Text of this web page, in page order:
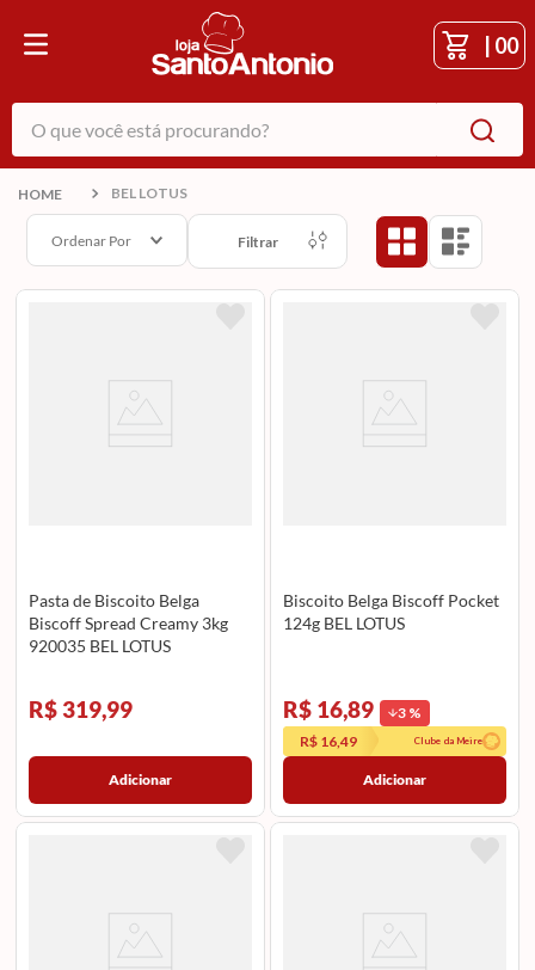
00
O que você está procurando?
BEL LOTUS
Ordenar Por Filtrar
Pasta de Biscoito Belga
Biscoff Spread Creamy 3kg
920035 BEL LOTUS
R$ 319,99
Adicionar
Biscoito Belga Biscoff Pocket
124g BEL LOTUS
R$ 16,89 3 %
R$ 16,49
Clube da Meire
Adicionar